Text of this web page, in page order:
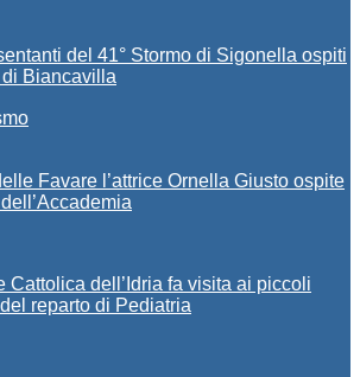
del 41° Stormo di Sigonella ospiti
di Biancavilla
Favare l’attrice Ornella Giusto ospite
Cattolica dell’Idria fa visita ai piccoli
reparto di Pediatria